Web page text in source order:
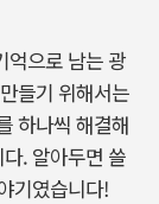
억으로 남는 광
들기 위해서는
하나씩 해결해
. 알아두면 쓸
기였습니다!